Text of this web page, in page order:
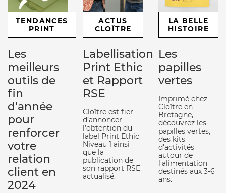
TENDANCES
PRINT
Les
meilleurs
outils de
fin
d'année
pour
renforcer
votre
relation
client en
2024
ACTUS
CLOÎTRE
Labellisation
Print Ethic
et Rapport
RSE
Cloître est fier
d’annoncer
l’obtention du
label Print Ethic
Niveau 1 ainsi
que la
publication de
son rapport RSE
actualisé.
LA BELLE
HISTOIRE
Les
papilles
vertes
Imprimé chez
Cloître en
Bretagne,
découvrez les
papilles vertes,
des kits
d'activités
autour de
l'alimentation
destinés aux 3-6
ans.